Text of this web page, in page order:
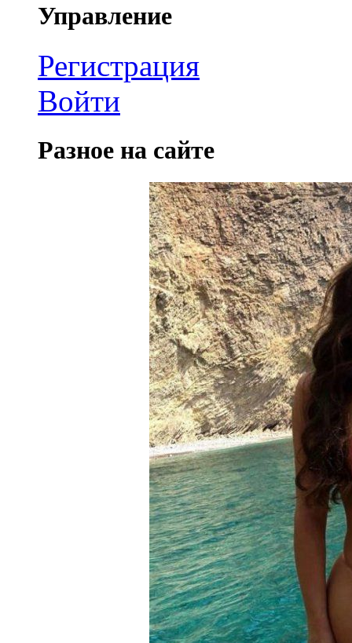
Управление
Регистрация
Войти
Разное на сайте